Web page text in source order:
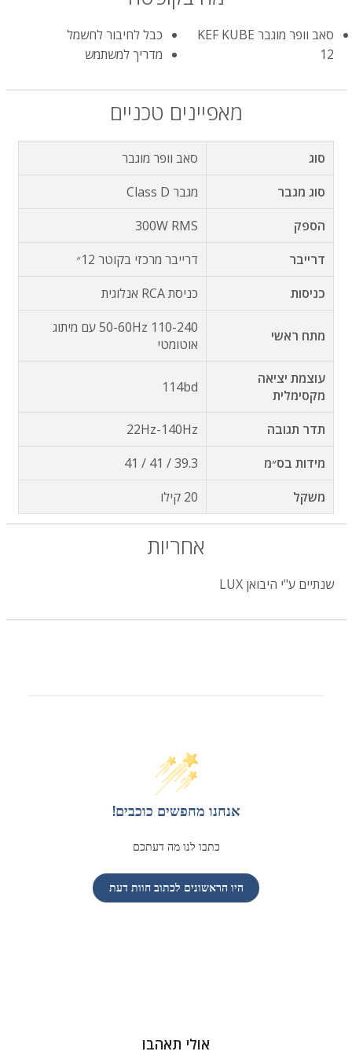
סאב וופר מוגבר KEF KUBE
12
כבל לחיבור לחשמל
מדריך למשתמש
מאפיינים טכניים
סוג
סאב וופר מוגבר
סוג מגבר
מגבר Class D
הספק
300W RMS
דרייבר
דרייבר מרכזי בקוטר 12״
כניסות
כניסת RCA אנלוגית
מתח ראשי
50-60Hz 110-240 עם מיתוג
אוטומטי
עוצמת יציאה
מקסימלית
114bd
תדר תגובה
22Hz-140Hz
מידות בס״מ
39.3 / 41 / 41
משקל
20 קילו
אחריות
שנתיים ע"י היבואן LUX
אנחנו מחפשים כוכבים!
כתבו לנו מה דעתכם
היו הראשונים לכתוב חוות דעת
אולי תאהבו